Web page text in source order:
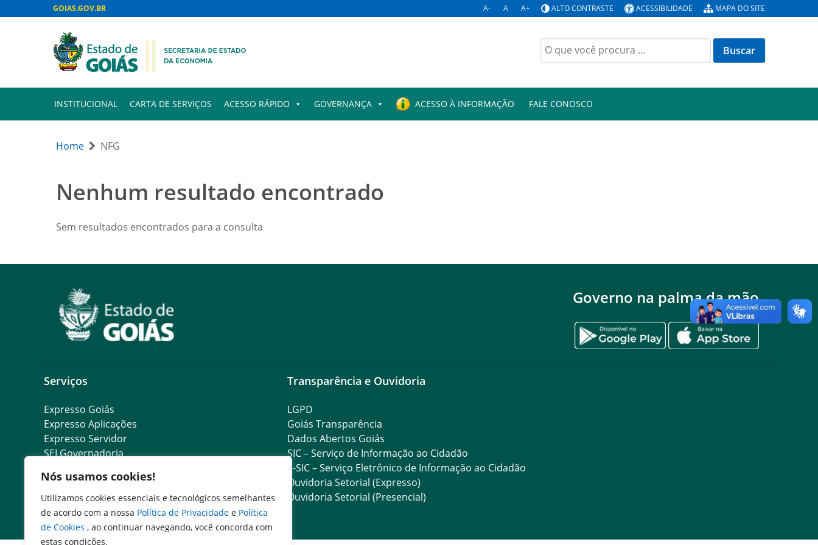
Nós usamos cookies!
Utilizamos cookies essenciais e tecnológicos semelhantes
de acordo com a nossa Política de Privacidade e Política
de Cookies , ao continuar navegando, você concorda com
estas condições.
GOIAS.GOV.BR A- A A+ ALTO CONTRASTE ACESSIBILIDADE MAPA DO SITE
INSTITUCIONAL CARTA DE SERVIÇOS ACESSO RÁPIDO GOVERNANÇA ACESSO À INFORMAÇÃO FALE CONOSCO
Home NFG
Nenhum resultado encontrado
Sem resultados encontrados para a consulta
Governo na palma da mão
Serviços
Expresso Goiás
Expresso Aplicações
Expresso Servidor
SEI Governadoria
Escola de Governo
Agenda de Autoridades
Programa de Compliance Público
Transparência e Ouvidoria
LGPD
Goiás Transparência
Dados Abertos Goiás
SIC – Serviço de Informação ao Cidadão
e-SIC – Serviço Eletrônico de Informação ao Cidadão
Ouvidoria Setorial (Expresso)
Ouvidoria Setorial (Presencial)